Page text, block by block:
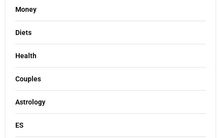
Money
Diets
Health
Couples
Astrology
ES